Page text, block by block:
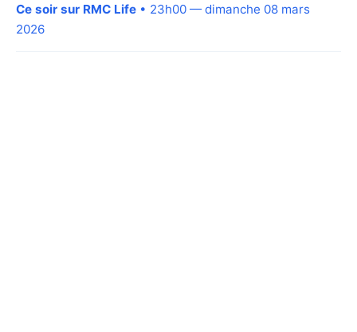
Ce soir sur RMC Life • 23h00 — dimanche 08 mars
2026